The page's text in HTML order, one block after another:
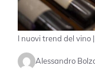
I nuovi trend del vino
Alessandro